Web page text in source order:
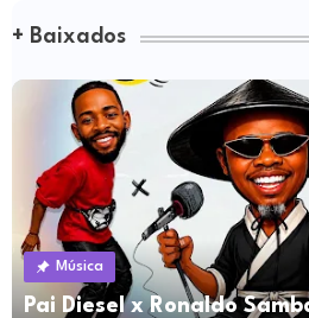
+ Baixados
Música
Pai Diesel x Ronaldo